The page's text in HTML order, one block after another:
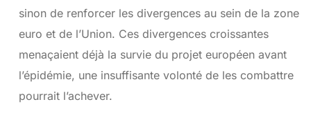
sinon de renforcer les divergences au sein de la zone
euro et de l’Union. Ces divergences croissantes
menaçaient déjà la survie du projet européen avant
l’épidémie, une insuffisante volonté de les combattre
pourrait l’achever.